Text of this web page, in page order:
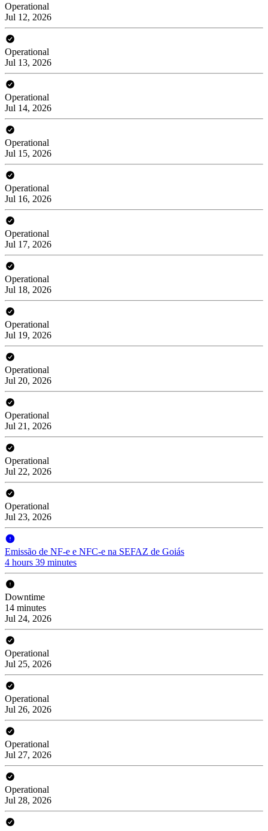
Operational
Jul 12, 2026
Operational
Jul 13, 2026
Operational
Jul 14, 2026
Operational
Jul 15, 2026
Operational
Jul 16, 2026
Operational
Jul 17, 2026
Operational
Jul 18, 2026
Operational
Jul 19, 2026
Operational
Jul 20, 2026
Operational
Jul 21, 2026
Operational
Jul 22, 2026
Operational
Jul 23, 2026
Emissão de NF-e e NFC-e na SEFAZ de Goiás
4 hours 39 minutes
Downtime
14 minutes
Jul 24, 2026
Operational
Jul 25, 2026
Operational
Jul 26, 2026
Operational
Jul 27, 2026
Operational
Jul 28, 2026